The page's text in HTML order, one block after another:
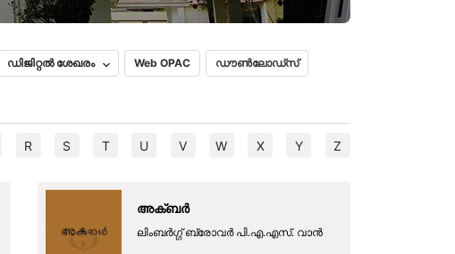
ഡിജിറ്റൽ ശേഖരം Web OPAC ഡൗൺലോഡ്സ്
R S T U V W X Y Z
അക്ബര്‍
ലിംബര്‍ഗ്ഗ് ബ്രോവര്‍ പി.എ.എസ്. വാന്‍